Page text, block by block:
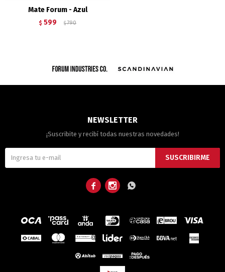
Mate Forum - Azul
$ 599 $ 790
NEWSLETTER
¡Suscribite y recibí todas nuestras novedades!
SUSCRIBIRME
  